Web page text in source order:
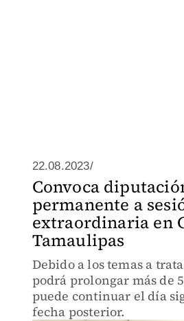
22.08.2023/
Convoca
permanente a
extraordinaria en
Tamaulipas
Debido a los temas a
podrá prolongar más de
puede continuar el día
fecha posterior.